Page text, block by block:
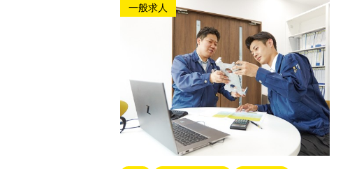
一般求人